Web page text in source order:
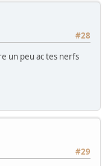
#28
un peu ac tes nerfs
#29